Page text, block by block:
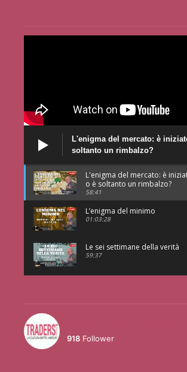
L'enigma del mercato: è
soltanto un rimbalzo?
L'enigma del mercato: è
o è soltanto un rimbalzo?
58:41
L’enigma del minimo
01:03:28
Le sei settimane della verità
59:37
918 Follower